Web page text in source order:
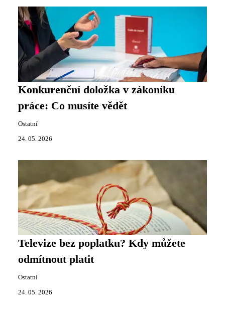
Konkurenční doložka v zákoníku
práce: Co musíte vědět
Ostatní
24. 05. 2026
Televize bez poplatku? Kdy můžete
odmítnout platit
Ostatní
24. 05. 2026